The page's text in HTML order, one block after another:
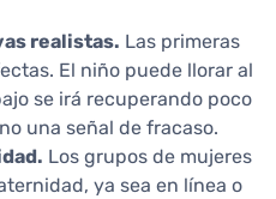
realistas. Las primeras
El niño puede llorar al
se irá recuperando poco
una señal de fracaso.
Los grupos de mujeres
ya sea en línea o